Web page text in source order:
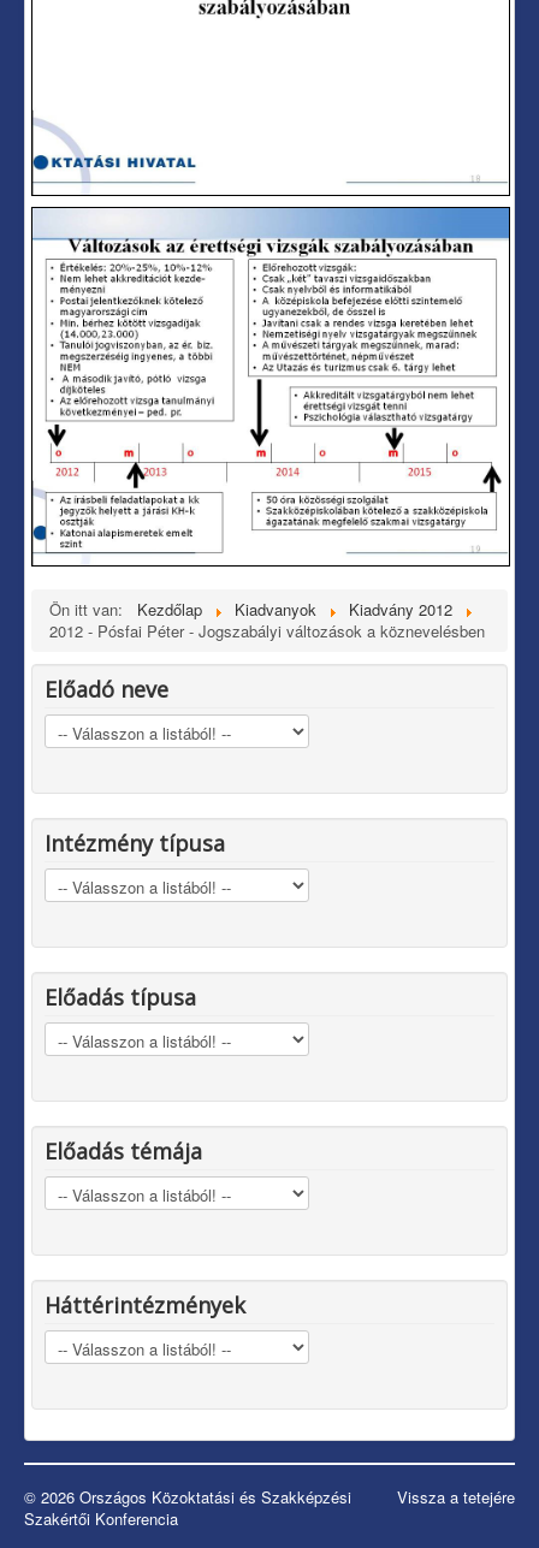
Ön itt van: Kezdőlap Kiadvanyok
Kiadvány 2012
2012 - Pósfai Péter - Jogszabályi változások a köznevelésben
Előadó neve
Intézmény típusa
Előadás típusa
Előadás témája
Háttérintézmények
Vissza a tetejére
© 2026 Országos Közoktatási és Szakképzési
Szakértői Konferencia